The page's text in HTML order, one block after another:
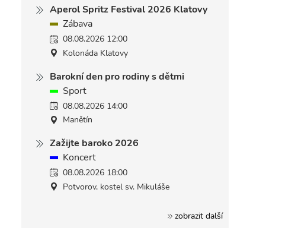
Aperol Spritz Festival 2026 Klatovy
Zábava
08.08.2026 12:00
Kolonáda Klatovy
Barokní den pro rodiny s dětmi
Sport
08.08.2026 14:00
Manětín
Zažijte baroko 2026
Koncert
08.08.2026 18:00
Potvorov, kostel sv. Mikuláše
zobrazit další